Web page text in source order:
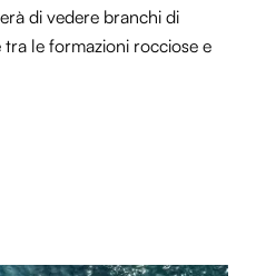
di vedere branchi di
le formazioni rocciose e